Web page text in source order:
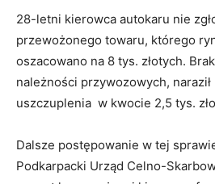
28-letni kierowca autokaru nie
przewożonego towaru, którego
oszacowano na 8 tys. złotych.
należności przywozowych,
uszczuplenia w kwocie 2,5 tys.
Dalsze postępowanie w tej
Podkarpacki Urząd Celno-